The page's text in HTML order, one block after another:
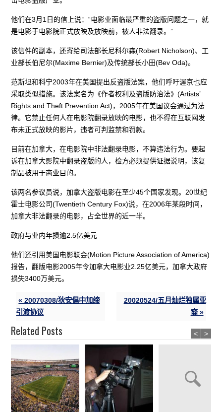
他们在3月1日的信上说：“电影业面临最严重的盗版问题之一，就
是电影于电影院正式放映及放映前，被人非法翻录。”
该信件的副本，还寄给司法部长尼科尔森(Robert Nicholson)、工
业部长伯尼尔(Maxime Bernier)及传统部长小田(Bev Oda)。
范斯坦和科宁2003年在美国提出反盗版法案，他们呼吁渥京也应
采取类似措施。该法案名为《作者权利及盗版防治法》(Artists’
Rights and Theft Prevention Act)，2005年在美国议会通过为法
律。它禁止任何人在电影院翻录放映的电影，也不得在互联网发
布未正式放映的影片，违者可判监禁和罚款。
目前在加拿大，在电影院中非法翻录电影，不算违法行为。要起
诉在加拿大影院中翻录盗版的人，检方必须提供证据说明，该复
制品被用于商业目的。
该两名参议员说，加拿大盗版电影在至少45个国家发现。20世纪
霍士电影公司(Twentieth Century Fox)说，在2006年某段时间，
加拿大非法翻录的电影，占全世界的近一半。
政府与业内年损逾2.5亿美元
他们还引用美国电影联会(Motion Picture Association of America)
报告，翻版电影2005年令加拿大电影业2.25亿美元，加拿大政府
损失3400万美元。
« 20070308/狄安倡中加缔
引渡协议
20020524/五月灿烂独属亚
裔 »
Related Posts < >